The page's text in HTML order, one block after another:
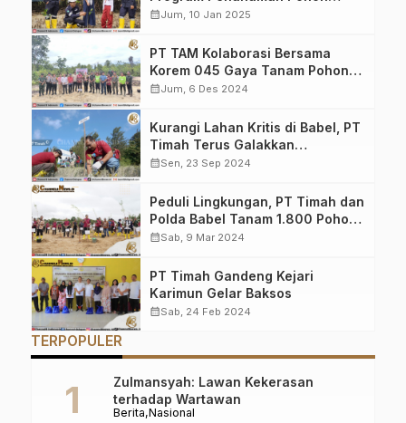
Berkala
calendar_monthJum, 10 Jan 2025
PT TAM Kolaborasi Bersama
Korem 045 Gaya Tanam Pohon
Kayu Putih
calendar_monthJum, 6 Des 2024
Kurangi Lahan Kritis di Babel, PT
Timah Terus Galakkan
Penanaman Pohon
calendar_monthSen, 23 Sep 2024
Peduli Lingkungan, PT Timah dan
Polda Babel Tanam 1.800 Pohon
Kayu Putih di Lahan Kritis
calendar_monthSab, 9 Mar 2024
PT Timah Gandeng Kejari
Karimun Gelar Baksos
calendar_monthSab, 24 Feb 2024
TERPOPULER
Berita Nasional
Zulmansyah: Lawan Kekerasan
terhadap Wartawan